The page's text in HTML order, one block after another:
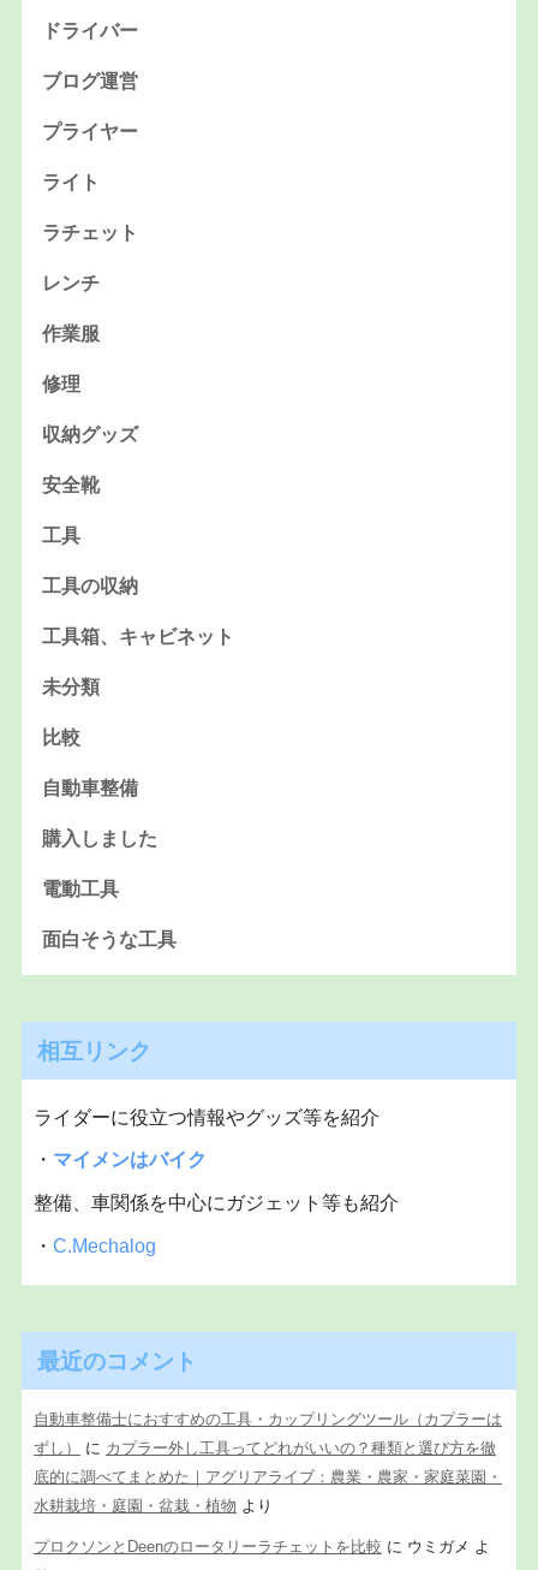
ドライバー
ブログ運営
プライヤー
ライト
ラチェット
レンチ
作業服
修理
収納グッズ
安全靴
工具
工具の収納
工具箱、キャビネット
未分類
比較
自動車整備
購入しました
電動工具
面白そうな工具
相互リンク
ライダーに役立つ情報やグッズ等を紹介
・ マイメンはバイク
整備、車関係を中心にガジェット等も紹介
・ C.Mechalog
最近のコメント
自動車整備士におすすめの工具・カップリングツール（カプラーは
ずし）
に カプラー外し工具ってどれがいいの？種類と選び方を徹
底的に調べてまとめた｜アグリアライブ：農業・農家・家庭菜園・
水耕栽培・庭園・盆栽・植物 より
プロクソンとDeenのロータリーラチェットを比較 に ウミガメ よ